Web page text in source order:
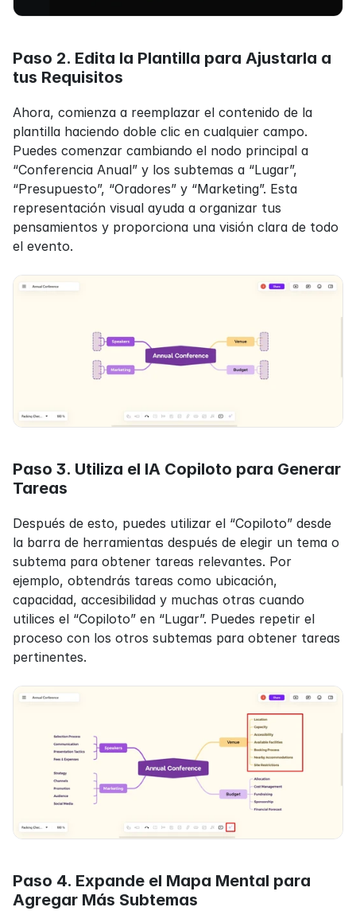
Paso 2. Edita la Plantilla para Ajustarla a
tus Requisitos
Ahora, comienza a reemplazar el contenido de la
plantilla haciendo doble clic en cualquier campo.
Puedes comenzar cambiando el nodo principal a
“Conferencia Anual” y los subtemas a “Lugar”,
“Presupuesto”, “Oradores” y “Marketing”. Esta
representación visual ayuda a organizar tus
pensamientos y proporciona una visión clara de todo
el evento.
Paso 3. Utiliza el IA Copiloto para Generar
Tareas
Después de esto, puedes utilizar el “Copiloto” desde
la barra de herramientas después de elegir un tema o
subtema para obtener tareas relevantes. Por
ejemplo, obtendrás tareas como ubicación,
capacidad, accesibilidad y muchas otras cuando
utilices el “Copiloto” en “Lugar”. Puedes repetir el
proceso con los otros subtemas para obtener tareas
pertinentes.
Paso 4. Expande el Mapa Mental para
Agregar Más Subtemas